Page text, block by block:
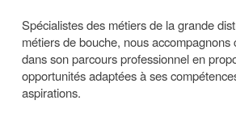
Spécialistes des métiers de la grande
métiers de bouche, nous accompagnons
dans son parcours professionnel en
opportunités adaptées à ses
aspirations.